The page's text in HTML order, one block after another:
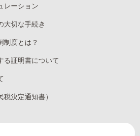
レーション
大切な手続き
制度とは？
る証明書について
決定通知書）